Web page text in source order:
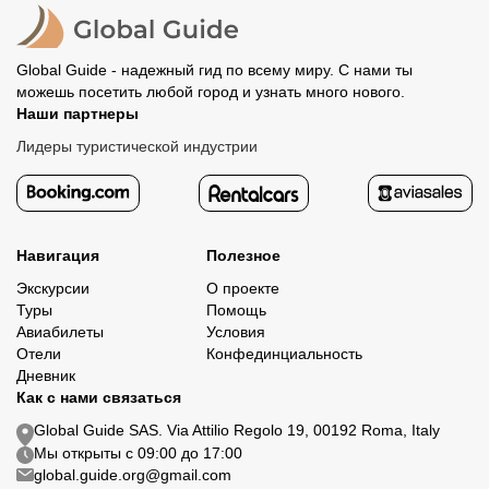
организатору напрямую не требуется.
Global Guide - надежный гид по всему миру. С нами ты
можешь посетить любой город и узнать много нового.
Наши партнеры
Лидеры туристической индустрии
Навигация
Экскурсии
Туры
Авиабилеты
Отели
Дневник
Полезное
О проекте
Помощь
Условия
Конфединциальность
Как с нами связаться
Global Guide SAS. Via Attilio Regolo 19, 00192 Roma, Italy
Мы открыты с 09:00 до 17:00
global.guide.org@gmail.com